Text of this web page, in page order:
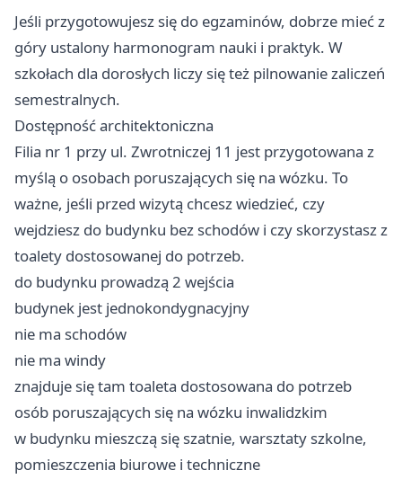
Jeśli przygotowujesz się do egzaminów, dobrze mieć z
góry ustalony harmonogram nauki i praktyk. W
szkołach dla dorosłych liczy się też pilnowanie zaliczeń
semestralnych.
Dostępność architektoniczna
Filia nr 1 przy ul. Zwrotniczej 11 jest przygotowana z
myślą o osobach poruszających się na wózku. To
ważne, jeśli przed wizytą chcesz wiedzieć, czy
wejdziesz do budynku bez schodów i czy skorzystasz z
toalety dostosowanej do potrzeb.
do budynku prowadzą 2 wejścia
budynek jest jednokondygnacyjny
nie ma schodów
nie ma windy
znajduje się tam toaleta dostosowana do potrzeb
osób poruszających się na wózku inwalidzkim
w budynku mieszczą się szatnie, warsztaty szkolne,
pomieszczenia biurowe i techniczne